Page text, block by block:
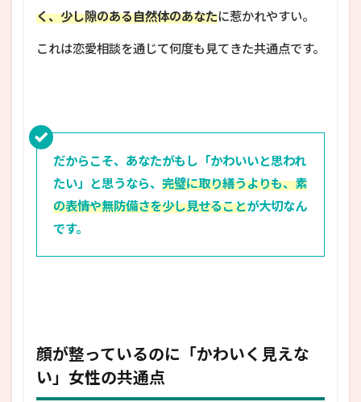
く、少し隙のある自然体のあなたに惹かれやすい。
これは恋愛相談を通じて何度も見てきた共通点です。
だからこそ、あなたがもし「かわいいと思われ
たい」と思うなら、 完璧に取り繕うよりも、素
の表情や無防備さを少し見せることが大切なん
です。
顔が整っているのに「かわいく見えな
い」女性の共通点